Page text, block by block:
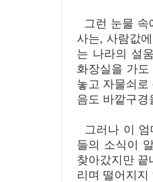
그런 눈물 속
사는, 사람값
는 나라의 설
화장실을 가
놓고 자물쇠로
음도 바깥구경
그러나 이 엄
들의 소식이
찾아갔지만 끝
리며 떨어지지